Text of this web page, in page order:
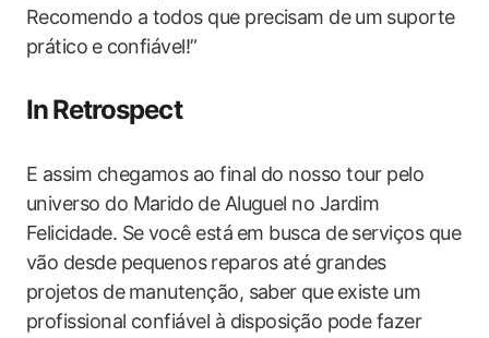
Recomendo a todos que precisam de ⁣um suporte
prático ⁢e ⁤confiável!”
In⁢ Retrospect
E assim‍ chegamos ao ‌final do ​nosso tour pelo
universo do Marido⁤ de Aluguel no Jardim
Felicidade. Se você está⁣ em busca​ de serviços que⁤
vão​ desde pequenos⁢ reparos até grandes
projetos de⁤ manutenção, saber ⁣que ⁢existe um
profissional confiável‍ à disposição pode‌ fazer